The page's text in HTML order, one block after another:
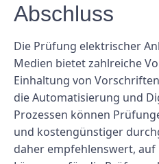
Abschluss
Die Prüfung elektrischer
Medien bietet zahlreiche
Einhaltung von
die Automatisierung und
Prozessen können
und kostengünstiger
daher empfehlenswert,